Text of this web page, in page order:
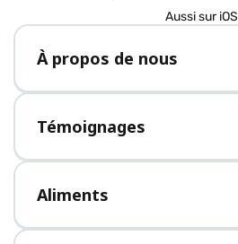
Aussi sur iOS
À propos de nous
À propos de nous
Postes
Presse
Témoignages
Tous les témoignages
Aliments
Tous les aliments